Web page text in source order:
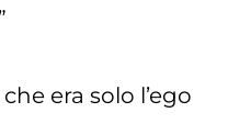
era solo l’ego